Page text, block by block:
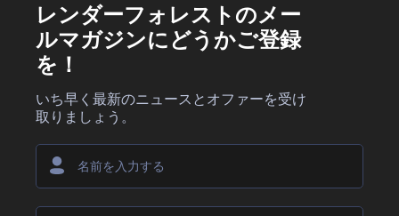
レンダーフォレストのメー
ルマガジンにどうかご登録
を！
いち早く最新のニュースとオファーを受け
取りましょう。